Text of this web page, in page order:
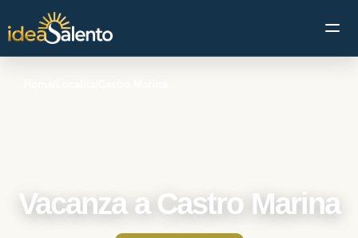
Apri
Vacanza a Castro Marina